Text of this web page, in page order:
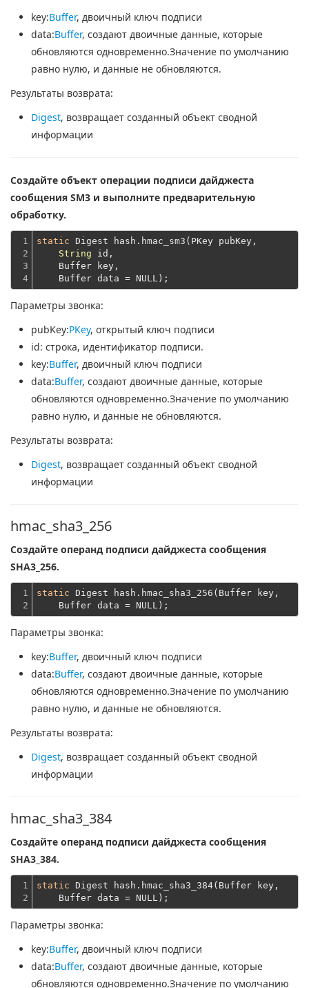
key:Buffer, двоичный ключ подписи
data:Buffer, создают двоичные данные, которые
обновляются одновременно.Значение по умолчанию
равно нулю, и данные не обновляются.
Результаты возврата:
Digest, возвращает созданный объект сводной
информации
Создайте объект операции подписи дайджеста
сообщения SM3 и выполните предварительную
обработку.
1
2
3
4
static Digest hash.hmac_sm3(PKey pubKey,
String id,
    Buffer key,
    Buffer data = NULL);
Параметры звонка:
pubKey:PKey, открытый ключ подписи
id: строка, идентификатор подписи.
key:Buffer, двоичный ключ подписи
data:Buffer, создают двоичные данные, которые
обновляются одновременно.Значение по умолчанию
равно нулю, и данные не обновляются.
Результаты возврата:
Digest, возвращает созданный объект сводной
информации
hmac_sha3_256
Создайте операнд подписи дайджеста сообщения
SHA3_256.
1
2
static Digest hash.hmac_sha3_256(Buffer key,
    Buffer data = NULL);
Параметры звонка:
key:Buffer, двоичный ключ подписи
data:Buffer, создают двоичные данные, которые
обновляются одновременно.Значение по умолчанию
равно нулю, и данные не обновляются.
Результаты возврата:
Digest, возвращает созданный объект сводной
информации
hmac_sha3_384
Создайте операнд подписи дайджеста сообщения
SHA3_384.
1
2
static Digest hash.hmac_sha3_384(Buffer key,
    Buffer data = NULL);
Параметры звонка:
key:Buffer, двоичный ключ подписи
data:Buffer, создают двоичные данные, которые
обновляются одновременно.Значение по умолчанию